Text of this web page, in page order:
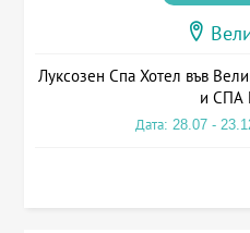
Луксозен Спа Хотел във
и СПА
Дата: 28.07 -